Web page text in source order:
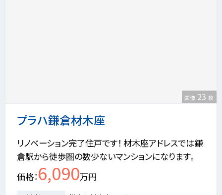
プラハ鎌倉材木座
画像 23 枚
リノベーション完了住戸です！ 材木座アドレスでは鎌
倉駅から徒歩圏の数少ないマンションになります。
価格 6,090万円